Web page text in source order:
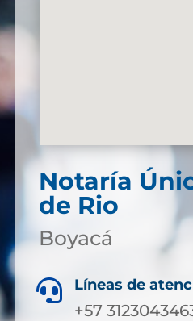
Notaría
de Rio
Boyacá
 Líneas de
+57